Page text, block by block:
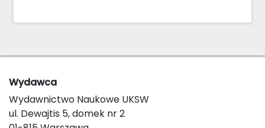
Wydawca
Wydawnictwo Naukowe UKSW
ul. Dewajtis 5, domek nr 2